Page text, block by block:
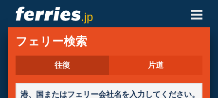
.jp
フェリー会社
フェリーの目的地
フェリールート
フェリー検索
往復 片道